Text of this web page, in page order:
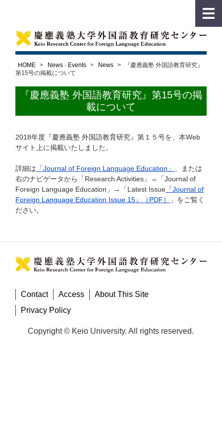
HOME > News · Events > News >
『慶應義塾 外国語教育研究』
第15号の掲載について
『慶應義塾 外国語教育研究』第15号の掲
載について
2018年度『慶應義塾 外国語教育研究』第１５号を、本Web
サイト上に掲載いたしました。
詳細は 「Journal of Foreign Language Education」
、または
右のナビゲータから「Research Activities」→「Journal of
Foreign Language Education」→「Latest Issue 『Journal of
Foreign Language Education Issue 15』（PDF）
」をご覧く
ださい。
Contact Access
About This Site
Privacy Policy
Copyright © Keio University. All rights reserved.